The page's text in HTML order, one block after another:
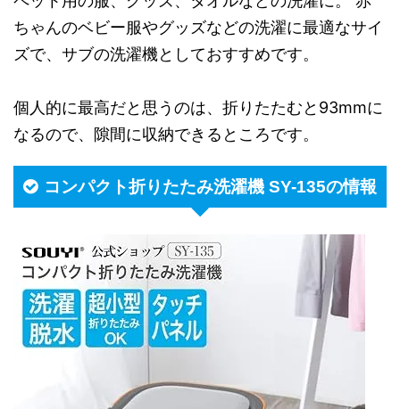
ちゃんのベビー服やグッズなどの洗濯に最適なサイ
ズで、サブの洗濯機としておすすめです。
個人的に最高だと思うのは、折りたたむと93mmに
なるので、隙間に収納できるところです。
コンパクト折りたたみ洗濯機 SY-135の情報